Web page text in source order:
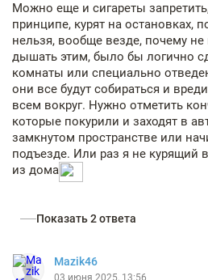
Можно еще и сигареты
принципе, курят на остановках,
нельзя, вообще везде, почему
дышать этим, было бы логично
комнаты или специально
они все будут собираться и
всем вокруг. Нужно отметить
которые покурили и заходят в
замкнутом пространстве или
подъезде. Или раз я не курящий
из дома
Показать 2 ответа
Mazik46
03 июня 2025, 13:56